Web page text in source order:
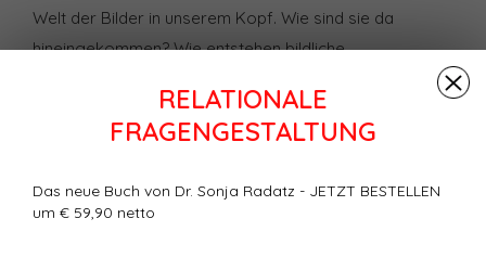
RELATIONALE
FRAGENGESTALTUNG
Das neue Buch von Dr. Sonja Radatz - JETZT BESTELLEN
um € 59,90 netto
Welt der Bilder in unserem Kopf. Wie sind sie da
hineingekommen? Wie entstehen bildliche
Warum erweisen sie sich als derart wirksam, dass so
viele auf ihre Wirkung vertrauen — vom Schamanen bis
Elitesoldaten?